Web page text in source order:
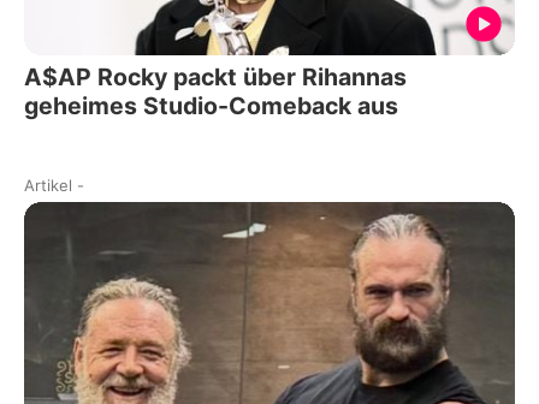
A$AP Rocky packt über Rihannas
geheimes Studio-Comeback aus
Artikel -